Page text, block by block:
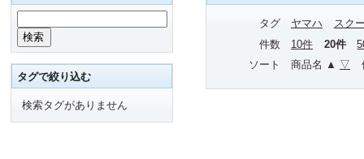
タグ ヤマハ
スク
件数
10件 20件
ソート
商品名 ▲ ▽
タグで絞り込む
検索タグがありません